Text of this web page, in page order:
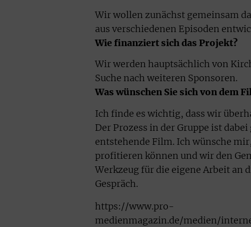
Wir wollen zunächst gemeinsam
aus verschiedenen Episoden
Wie finanziert sich das Projekt?
Wir werden hauptsächlich von
Suche nach weiteren Sponsoren.
Was wünschen Sie sich von dem
Ich finde es wichtig, dass wir
Der Prozess in der Gruppe ist
entstehende Film. Ich wünsche
profitieren können und wir den
Werkzeug für die eigene Arbeit an
Gespräch.
https://www.pro-
medienmagazin.de/medien/